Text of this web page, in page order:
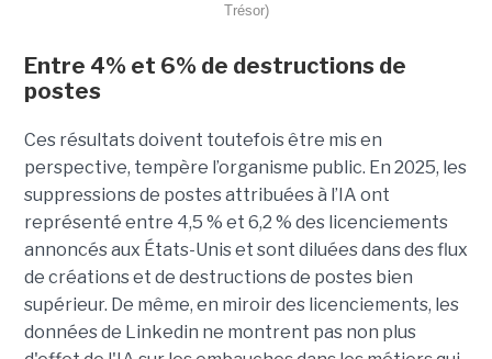
Trésor)
Entre 4% et 6% de destructions de
postes
Ces résultats doivent toutefois être mis en
perspective, tempère l’organisme public. En 2025, les
suppressions de postes attribuées à l’IA ont
représenté entre 4,5 % et 6,2 % des licenciements
annoncés aux États-Unis et sont diluées dans des flux
de créations et de destructions de postes bien
supérieur. De même, en miroir des licenciements, les
données de Linkedin ne montrent pas non plus